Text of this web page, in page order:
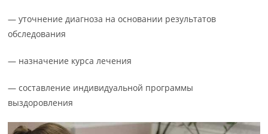
— уточнение диагноза на основании результатов
обследования
— назначение курса лечения
— составление индивидуальной программы
выздоровления